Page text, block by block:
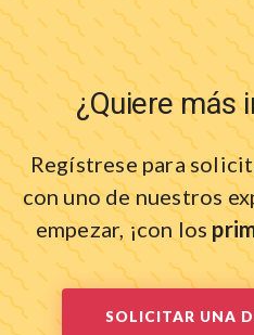
¿Quiere más
Regístrese para
con uno de nuestros
empezar, ¡con los
SOLICITAR UNA